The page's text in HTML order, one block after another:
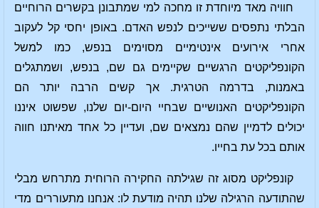
חוויה מאד מיוחדת זו מחכה למי שמתבונן בקשרים הרוחיים
הבלתי נתפסים ששייכים לנפש האדם. באופן יחסי קל לעקוב
אחרי אירועים אינטימיים מסוימים בנפש, כמו למשל
הקונפליקטים הרגשיים שקיימים גם שם, בנפש, ושמתגלים
באמנות, בדרמה הטרגית. אך קשים הרבה יותר הם
הקונפליקטים האנושיים שבחיי היום-יום שלנו, שפשוט איננו
יכולים לדמיין שהם נמצאים שם, ועדיין כל אחד מאיתנו חווה
אותם בכל עת בחייו.
קונפליקט מסוג זה שגילתה החקירה הרוחית מתרחש מבלי
שהתודעה הרגילה שלנו תהיה מודעת לו: אנחנו מתעוררים מדי